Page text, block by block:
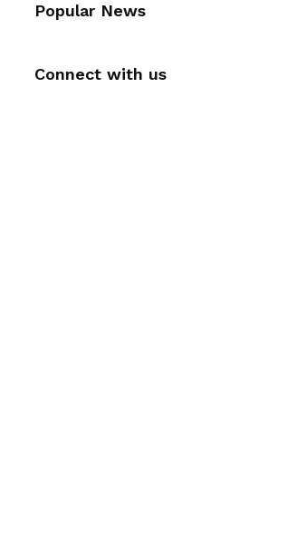
Popular News
Connect with us